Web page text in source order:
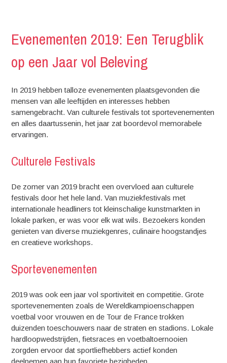
Evenementen 2019: Een Terugblik
op een Jaar vol Beleving
In 2019 hebben talloze evenementen plaatsgevonden die
mensen van alle leeftijden en interesses hebben
samengebracht. Van culturele festivals tot sportevenementen
en alles daartussenin, het jaar zat boordevol memorabele
ervaringen.
Culturele Festivals
De zomer van 2019 bracht een overvloed aan culturele
festivals door het hele land. Van muziekfestivals met
internationale headliners tot kleinschalige kunstmarkten in
lokale parken, er was voor elk wat wils. Bezoekers konden
genieten van diverse muziekgenres, culinaire hoogstandjes
en creatieve workshops.
Sportevenementen
2019 was ook een jaar vol sportiviteit en competitie. Grote
sportevenementen zoals de Wereldkampioenschappen
voetbal voor vrouwen en de Tour de France trokken
duizenden toeschouwers naar de straten en stadions. Lokale
hardloopwedstrijden, fietsraces en voetbaltoernooien
zorgden ervoor dat sportliefhebbers actief konden